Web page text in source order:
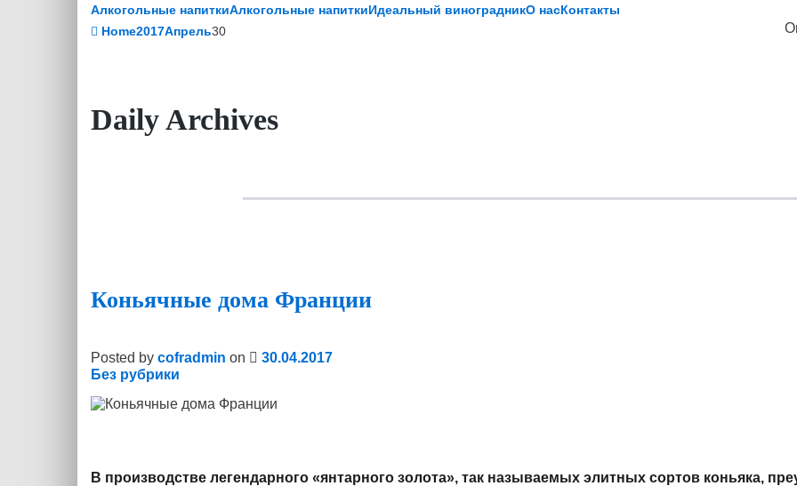
Алкогольные напиткиАлкогольные напиткиИдеальный виноградникО насКонтакты
Home2017Апрель30
Daily Archives
Коньячные дома Франции
Posted by cofradmin on
30.04.2017
Без рубрики
В производстве легендарного «янтарного золота», так называемых элитных сортов коньяка,